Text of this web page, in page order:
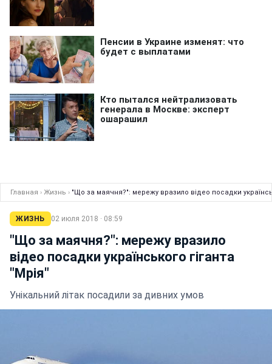
Главная › Жизнь › "Що за маячня?": мережу вразило відео посадки
ЖИЗНЬ 02 июля 2018 · 08:59
"Що за маячня?": мережу вразило
відео посадки українського гіганта
"Мрія"
Унікальний літак посадили за дивних умов